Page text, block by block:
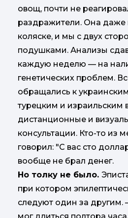
овощ, почти не
раздражители. Она даже
коляске, и мы с двух
подушками. Анализы
каждую неделю — на
генетических проблем.
обращались к
турецким и израильским
дистанционные и
консультации. Кто-то из
говорил: "С вас сто
вообще не брал денег.
Но толку не было.
при котором
следуют один за другим.